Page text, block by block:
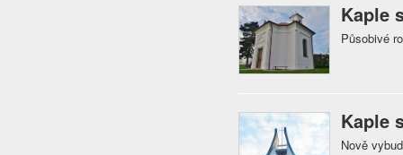
Kaple
Působivé
Kaple
Nově